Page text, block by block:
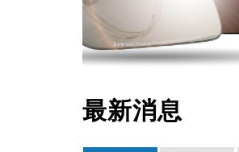
最新消息